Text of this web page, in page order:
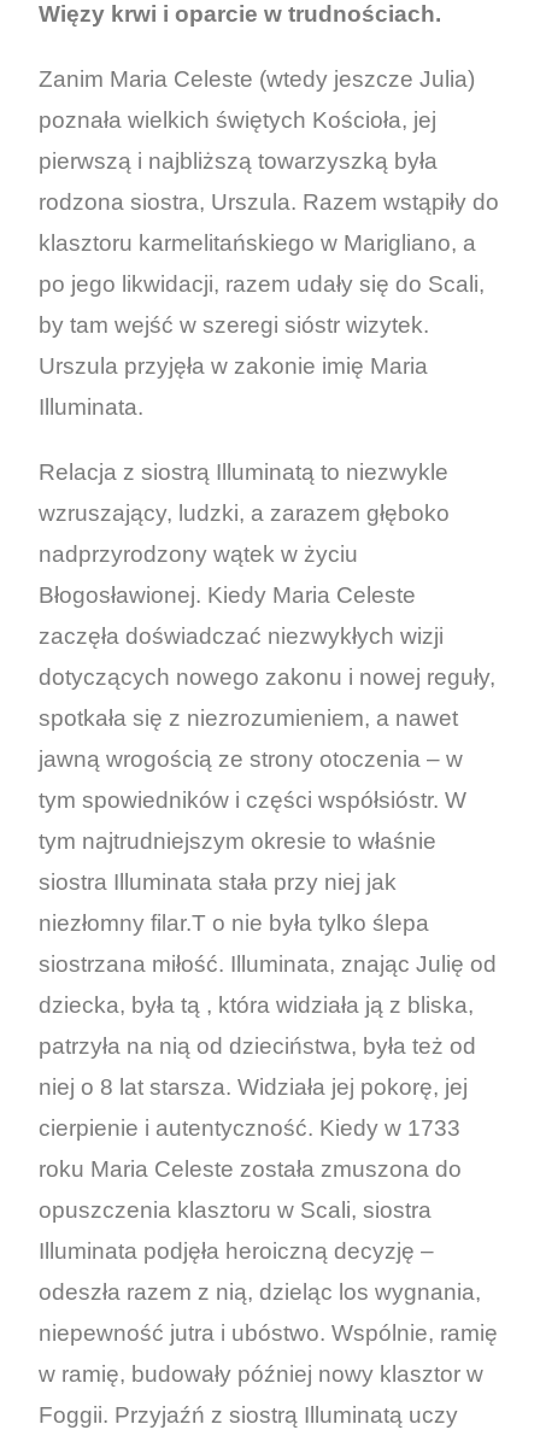
Więzy krwi i oparcie w trudnościach.
Zanim Maria Celeste (wtedy jeszcze Julia)
poznała wielkich świętych Kościoła, jej
pierwszą i najbliższą towarzyszką była
rodzona siostra, Urszula. Razem wstąpiły do
klasztoru karmelitańskiego w Marigliano, a
po jego likwidacji, razem udały się do Scali,
by tam wejść w szeregi sióstr wizytek.
Urszula przyjęła w zakonie imię Maria
Illuminata.
Relacja z siostrą Illuminatą to niezwykle
wzruszający, ludzki, a zarazem głęboko
nadprzyrodzony wątek w życiu
Błogosławionej. Kiedy Maria Celeste
zaczęła doświadczać niezwykłych wizji
dotyczących nowego zakonu i nowej reguły,
spotkała się z niezrozumieniem, a nawet
jawną wrogością ze strony otoczenia – w
tym spowiedników i części współsióstr. W
tym najtrudniejszym okresie to właśnie
siostra Illuminata stała przy niej jak
niezłomny filar.T o nie była tylko ślepa
siostrzana miłość. Illuminata, znając Julię od
dziecka, była tą , która widziała ją z bliska,
patrzyła na nią od dzieciństwa, była też od
niej o 8 lat starsza. Widziała jej pokorę, jej
cierpienie i autentyczność. Kiedy w 1733
roku Maria Celeste została zmuszona do
opuszczenia klasztoru w Scali, siostra
Illuminata podjęła heroiczną decyzję –
odeszła razem z nią, dzieląc los wygnania,
niepewność jutra i ubóstwo. Wspólnie, ramię
w ramię, budowały później nowy klasztor w
Foggii. Przyjaźń z siostrą Illuminatą uczy